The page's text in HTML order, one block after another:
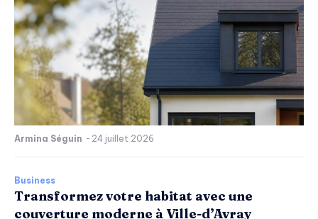
Armina Séguin - 24 juillet 2026
Business
Transformez votre habitat avec une
couverture moderne à Ville-d’Avray